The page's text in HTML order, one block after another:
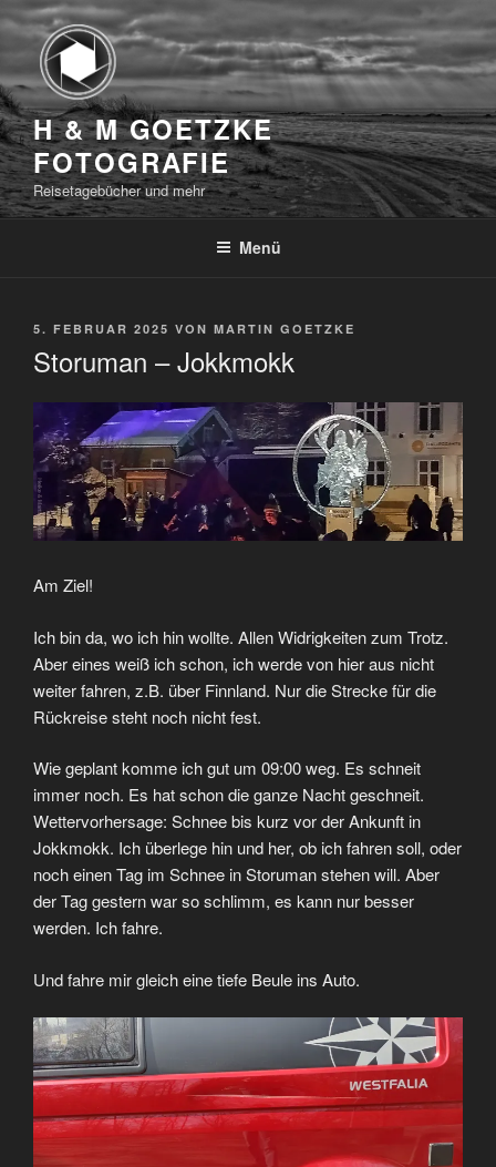
Zum
Inhalt
springen
H & M GOETZKE
FOTOGRAFIE
Reisetagebücher und mehr
Menü
VERÖFFENTLICHT
5. FEBRUAR 2025 VON MARTIN GOETZKE
Storuman – Jokkmokk
Am Ziel!
Ich bin da, wo ich hin wollte. Allen Widrigkeiten zum Trotz.
Aber eines weiß ich schon, ich werde von hier aus nicht
weiter fahren, z.B. über Finnland. Nur die Strecke für die
Rückreise steht noch nicht fest.
Wie geplant komme ich gut um 09:00 weg. Es schneit
immer noch. Es hat schon die ganze Nacht geschneit.
Wettervorhersage: Schnee bis kurz vor der Ankunft in
Jokkmokk. Ich überlege hin und her, ob ich fahren soll, oder
noch einen Tag im Schnee in Storuman stehen will. Aber
der Tag gestern war so schlimm, es kann nur besser
werden. Ich fahre.
Und fahre mir gleich eine tiefe Beule ins Auto.